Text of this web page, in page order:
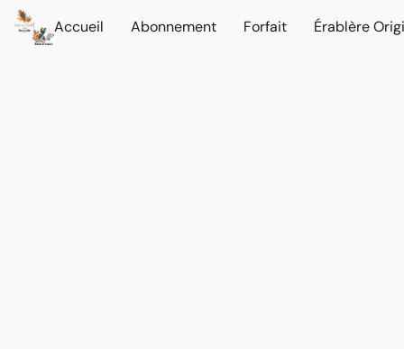
Accueil Abonnement Forfait Érablère